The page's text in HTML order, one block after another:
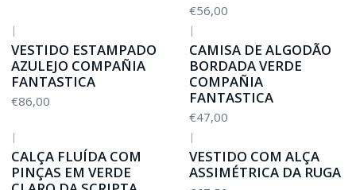
€56,00
|
VESTIDO ESTAMPADO
AZULEJO COMPAÑIA
FANTASTICA
€86,00
|
CAMISA DE ALGODÃO
BORDADA VERDE
COMPAÑIA
FANTASTICA
€47,00
|
CALÇA FLUÍDA COM
PINÇAS EM VERDE
|
VESTIDO COM ALÇA
ASSIMÉTRICA DA RUGA